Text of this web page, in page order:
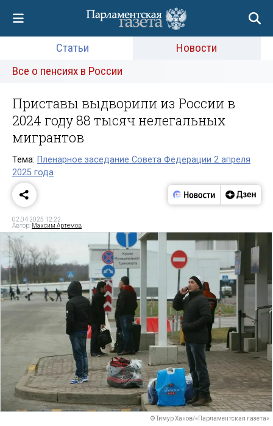
Статьи
Новости
Все о пенсиях в России
Приставы выдворили из России в
2024 году 88 тысяч нелегальных
мигрантов
Тема: Пленарное заседание Совета Федерации 2 апреля
2025 года
02.04.2025 12:22
Автор: Максим Артемов
© Тимур Ханов/«Парламентская газета»